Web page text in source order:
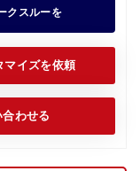
クスルーを
マイズを依頼
わせる